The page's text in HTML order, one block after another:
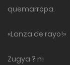
quemarropa.
«Lanza de rayo!»
Zugya ? n!